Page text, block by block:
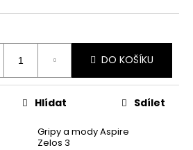
DO KOŠÍKU
Gripy a mody Aspire
Zelos 3
Hlídat Sdílet